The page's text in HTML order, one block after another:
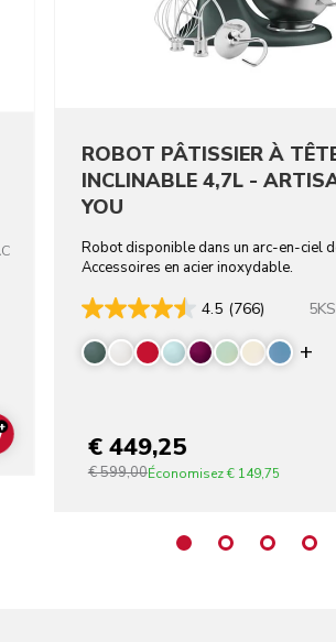
ADD TO CART
ROBOT PÂTISSIER À
INCLINABLE 4,7L -
YOU
Robot disponible dans un arc-en-ciel
Accessoires en acier inoxydable.
4.5 (766)
€ 449,25
€ 599,00Économisez€ 149,75